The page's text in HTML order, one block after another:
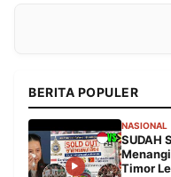
BERITA POPULER
NASIONAL
SUDAH
Timor